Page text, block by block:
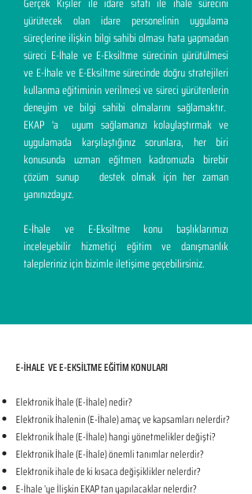
yürütecek olan idare personelinin uygulama
süreçlerine ilişkin bilgi sahibi olması hata yapmadan
süreci E-İhale ve E-Eksiltme sürecinin yürütülmesi
ve E-İhale ve E-Eksiltme sürecinde doğru stratejileri
kullanma eğitiminin verilmesi ve süreci yürütenlerin
deneyim ve bilgi sahibi olmalarını sağlamaktır.
EKAP 'a uyum sağlamanızı kolaylaştırmak ve
uygulamada karşılaştığınız sorunlara, her biri
konusunda uzman eğitmen kadromuzla birebir
çözüm sunup destek olmak için her zaman
yanınızdayız.
E-İhale ve E-Eksiltme konu başlıklarımızı
inceleyebilir hizmetiçi eğitim ve danışmanlık
talepleriniz için bizimle iletişime geçebilirsiniz.
E-İHALE VE E-EKSİLTME EĞİTİM KONULARI​
Elektronik İhale (E-İhale) nedir?
Elektronik İhalenin (E-İhale) amaç ve kapsamları nelerdir?
Elektronik İhale (E-İhale) hangi yönetmelikler değişti?
Elektronik İhale (E-İhale) önemli tanımlar nelerdir?
Elektronik ihale de ki kısaca değişiklikler nelerdir?
E-İhale ’ye İlişkin EKAP tan yapılacaklar nelerdir?